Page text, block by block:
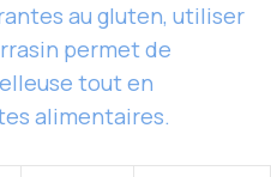
au gluten, utiliser
permet de
tout en
alimentaires.